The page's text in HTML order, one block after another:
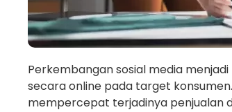
Perkembangan sosial media
secara online pada target
mempercepat terjadinya penjualan